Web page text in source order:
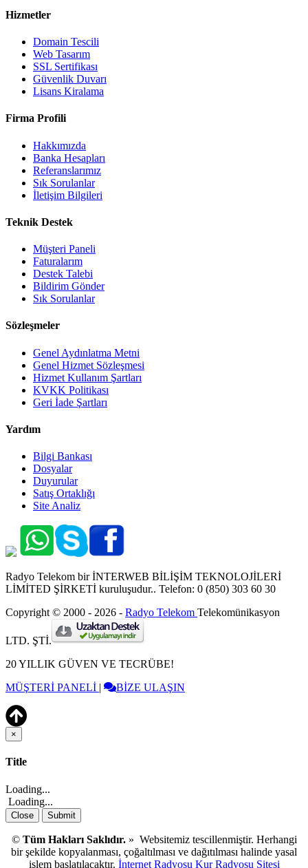
Hizmetler
Domain Tescili
Web Tasarım
SSL Sertifikası
Güvenlik Duvarı
Lisans Kiralama
Firma Profili
Hakkımızda
Banka Hesapları
Referanslarımız
Sık Sorulanlar
İletişim Bilgileri
Teknik Destek
Müşteri Paneli
Faturalarım
Destek Talebi
Bildirim Gönder
Sık Sorulanlar
Sözleşmeler
Genel Aydınlatma Metni
Genel Hizmet Sözleşmesi
Hizmet Kullanım Şartları
KVKK Politikası
Geri İade Şartları
Yardım
Bilgi Bankası
Dosyalar
Duyurular
Satış Ortaklığı
Site Analiz
Radyo Telekom bir İNTERWEB BİLİŞİM TEKNOLOJİLERİ
LİMİTED ŞİRKETİ kuruluşudur.. Telefon: 0 (850) 303 60 30
Copyright © 2000 - 2026 - Radyo Telekom Telekomünikasyon
LTD. ŞTİ.
20 YILLIK GÜVEN VE TECRÜBE!
MÜŞTERİ PANELİ | BİZE ULAŞIN
×
Close
Title
Loading...
Loading...
Close Submit
© Tüm Hakları Saklıdır.» Websitemiz tescillenmiştir. Herhangi
bir şekilde kopyalanması, çoğaltılması ve dağıtılması halinde yasal
işlem başlatılacaktır. İnternet Radyosu Kur Radyosu Sitesi